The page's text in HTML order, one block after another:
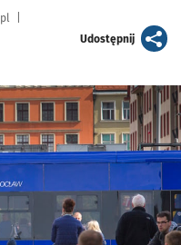
Udostępnijartykuł